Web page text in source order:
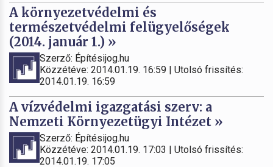
A környezetvédelmi és
természetvédelmi felügyelőségek
(2014. január 1.) »
Szerző: Építésijog.hu
Közzétéve: 2014.01.19. 16:59 | Utolsó frissítés:
2014.01.19. 16:59
A vízvédelmi igazgatási szerv: a
Nemzeti Környezetügyi Intézet »
Szerző: Építésijog.hu
Közzétéve: 2014.01.19. 17:03 | Utolsó frissítés:
2014.01.19. 17:05